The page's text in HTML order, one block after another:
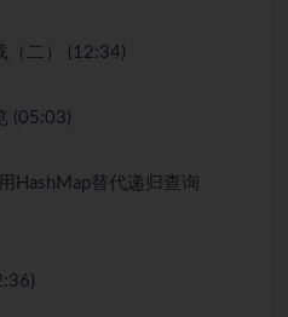
（二） (12:34)
(05:03)
HashMap替代递归查询